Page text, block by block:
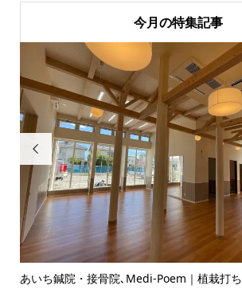
今月の特集記事

あいち鍼院・接骨院､Medi-Poem｜植栽打